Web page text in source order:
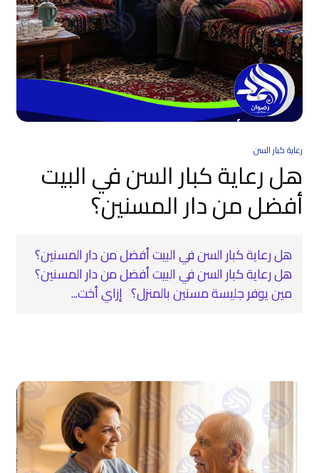
رعاية كبار السن
هل رعاية كبار السن في البيت
أفضل من دار المسنين؟
هل رعاية كبار السن في البيت أفضل من دار المسنين؟
هل رعاية كبار السن في البيت أفضل من دار المسنين؟
مين يوفر جليسة مسنين بالمنزل؟ إزاي أخت...